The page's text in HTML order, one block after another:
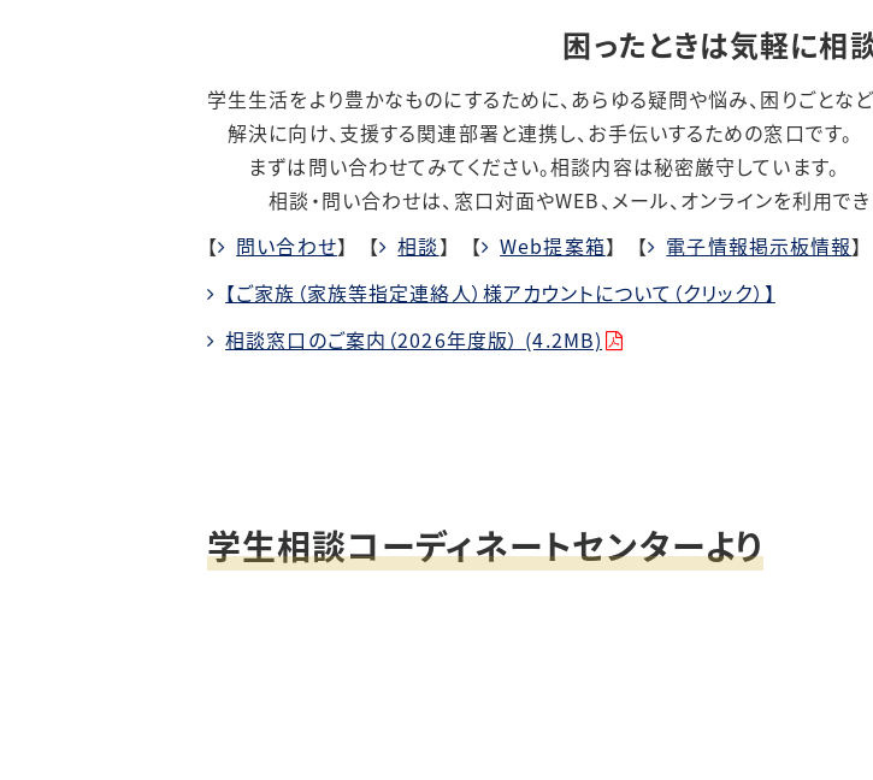
困ったときは気軽に相談
学生生活をより豊かなものにするために、あらゆる疑問や悩み、困りごとな
解決に向け、支援する関連部署と連携し、お手伝いするための窓口です。
まずは問い合わせてみてください。相談内容は秘密厳守しています。
相談・問い合わせは、窓口対面やWEB、メール、オンラインを利用でき
【
問い合わせ】 【 相談】 【 Web提案箱】 【 電子情報掲示板情報】
【ご家族（家族等指定連絡人）様アカウントについて（クリック）】
相談窓口のご案内（2026年度版） (4.2MB)
学生相談コーディネートセンターより